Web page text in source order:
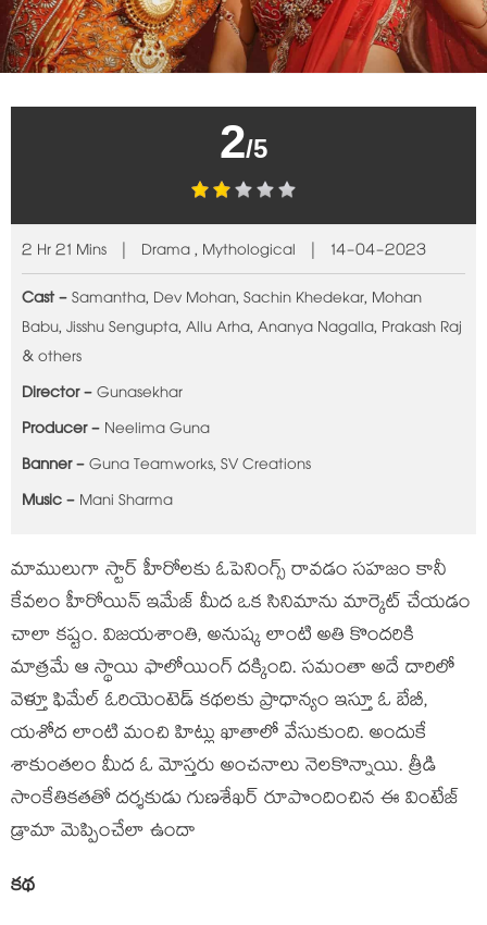
2/5
2 Hr 21 Mins | Drama , Mythological | 14-04-2023
Cast -Samantha, Dev Mohan, Sachin Khedekar, Mohan
Babu, Jisshu Sengupta, Allu Arha, Ananya Nagalla, Prakash Raj
& others
Director -Gunasekhar
Producer -Neelima Guna
Banner -Guna Teamworks, SV Creations
Music -Mani Sharma
మాములుగా స్టార్ హీరోలకు ఓపెనింగ్స్ రావడం సహజం కానీ
కేవలం హీరోయిన్ ఇమేజ్ మీద ఒక సినిమాను మార్కెట్ చేయడం
చాలా కష్టం. విజయశాంతి, అనుష్క లాంటి అతి కొందరికి
మాత్రమే ఆ స్థాయి ఫాలోయింగ్ దక్కింది. సమంతా అదే దారిలో
వెళ్తూ ఫిమేల్ ఓరియెంటెడ్ కథలకు ప్రాధాన్యం ఇస్తూ ఓ బేబీ,
యశోద లాంటి మంచి హిట్లు ఖాతాలో వేసుకుంది. అందుకే
శాకుంతలం మీద ఓ మోస్తరు అంచనాలు నెలకొన్నాయి. త్రీడి
సాంకేతికతతో దర్శకుడు గుణశేఖర్ రూపొందించిన ఈ వింటేజ్
డ్రామా మెప్పించేలా ఉందా
కథ